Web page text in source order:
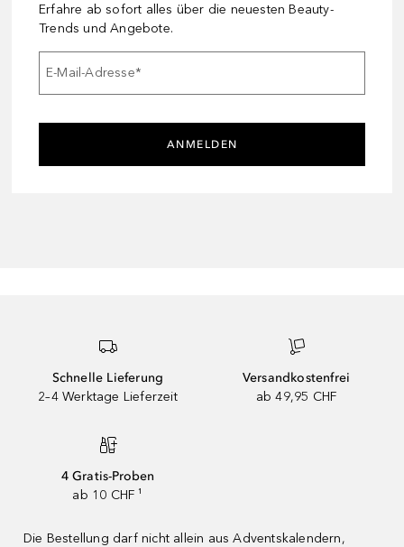
Erfahre ab sofort alles über die neuesten Beauty-
Trends und Angebote.
E-Mail-Adresse*
ANMELDEN
Schnelle Lieferung
2–4 Werktage Lieferzeit
Versandkostenfrei
ab 49,95 CHF
4 Gratis-Proben
ab 10 CHF ¹
Die Bestellung darf nicht allein aus Adventskalendern,